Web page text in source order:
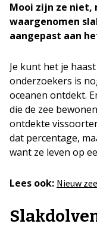
Mooi zijn ze niet,
waargenomen
aangepast aan
Je kunt het je
onderzoekers is
oceanen ontdekt.
die de zee
ontdekte
dat percentage,
want ze leven op
Lees ook: Nieuw